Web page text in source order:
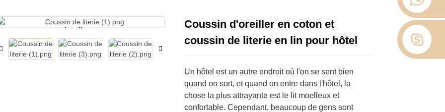
Loading...
Loading... Loading...
Loading... Loading...
Loading...
Coussin d'oreiller en coton et
coussin de literie en lin pour hôtel
Un hôtel est un autre endroit où l'on se sent bien
quand on sort, et quand on entre dans l'hôtel, la
chose la plus attrayante est le lit moelleux et
confortable. Cependant, beaucoup de gens sont